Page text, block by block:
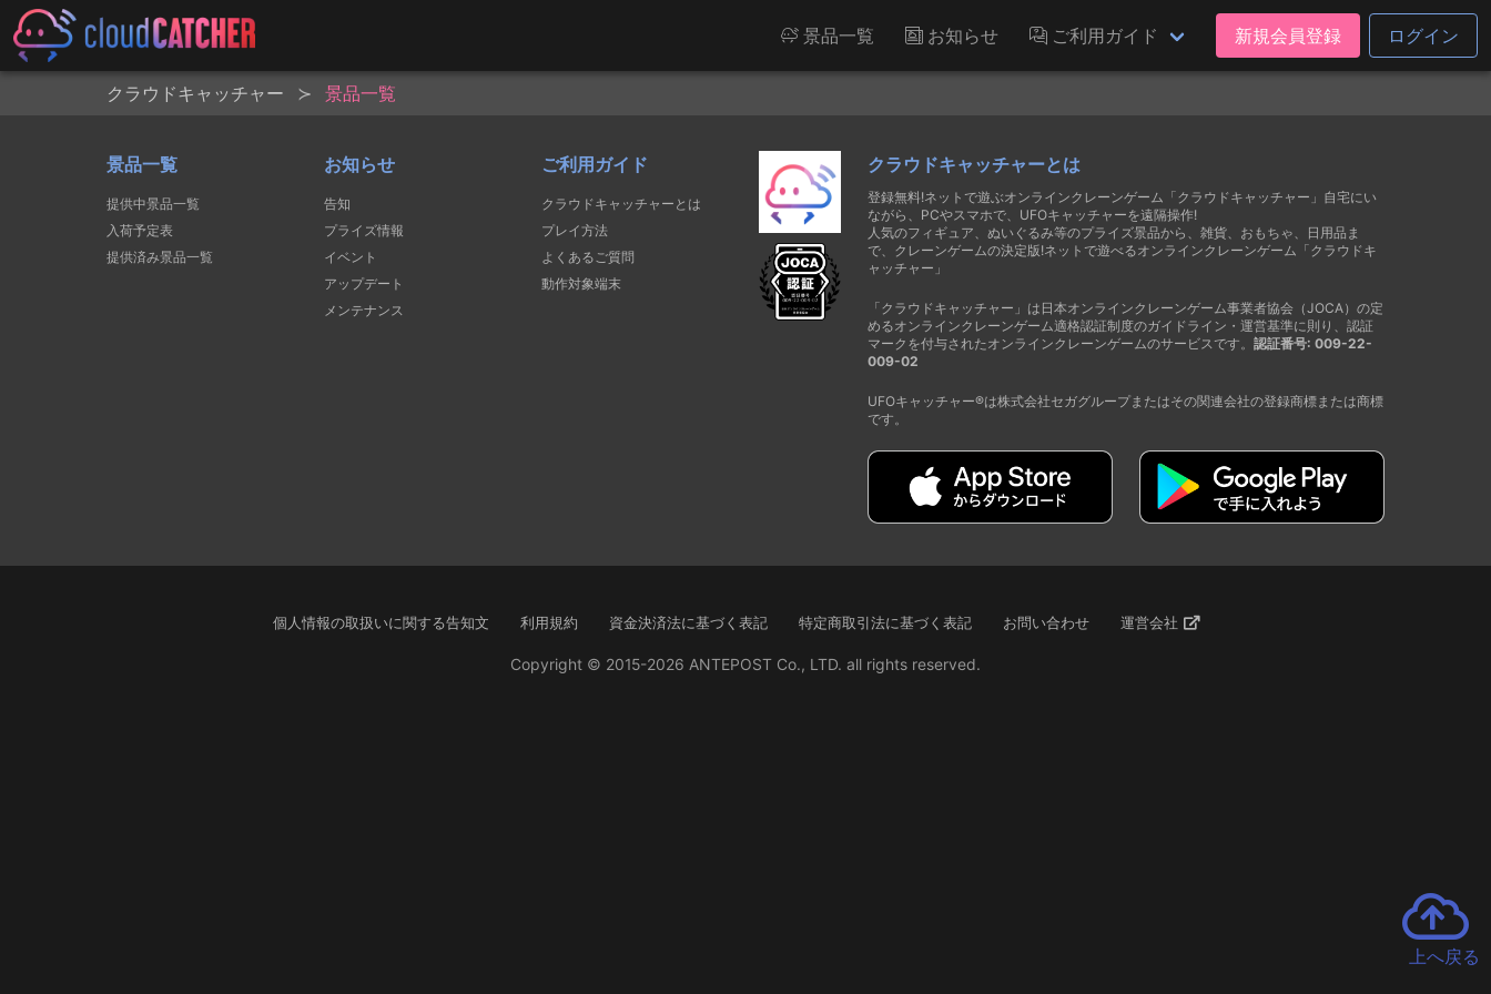
景品一覧 お知らせ ご利用ガイド 新規会員登録 ログイン
クラウドキャッチャー 景品一覧
景品一覧
提供中景品一覧
入荷予定表
提供済み景品一覧
お知らせ
告知
プライズ情報
イベント
アップデート
メンテナンス
ご利用ガイド
クラウドキャッチャーとは
プレイ方法
よくあるご質問
動作対象端末
クラウドキャッチャーとは
登録無料!ネットで遊ぶオンラインクレーンゲーム「クラウドキャッチャー」自宅にい
ながら、PCやスマホで、UFOキャッチャーを遠隔操作!
人気のフィギュア、ぬいぐるみ等のプライズ景品から、雑貨、おもちゃ、日用品ま
で、クレーンゲームの決定版!ネットで遊べるオンラインクレーンゲーム「クラウドキ
ャッチャー」
「クラウドキャッチャー」は日本オンラインクレーンゲーム事業者協会（JOCA）の定
めるオンラインクレーンゲーム適格認証制度のガイドライン・運営基準に則り、認証
マークを付与されたオンラインクレーンゲームのサービスです。 認証番号: 009-22-
009-02
UFOキャッチャー®は株式会社セガグループまたはその関連会社の登録商標または商標
です。
上へ戻る
個人情報の取扱いに関する告知文 利用規約 資金決済法に基づく表記 特定商取引法に基づく表記 お問い合わせ 運営会社
Copyright © 2015-2026 ANTEPOST Co., LTD. all rights reserved.